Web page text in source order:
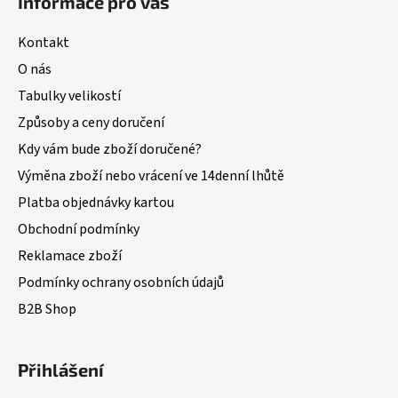
Kontakt
O nás
Tabulky velikostí
Způsoby a ceny doručení
Kdy vám bude zboží doručené?
Výměna zboží nebo vrácení ve 14denní lhůtě
Platba objednávky kartou
Obchodní podmínky
Reklamace zboží
Podmínky ochrany osobních údajů
B2B Shop
Přihlášení